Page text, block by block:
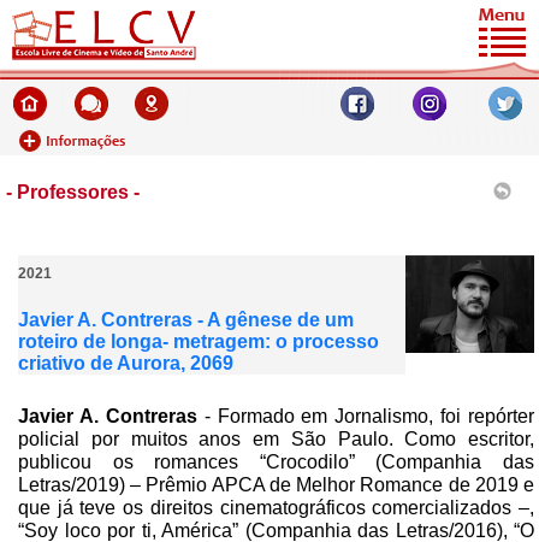
- Professores -
2021
Javier A. Contreras - A gênese de um
roteiro de longa- metragem: o processo
criativo de Aurora, 2069
Javier A. Contreras- Formado em Jornalismo, foi repórter
policial por muitos anos em São Paulo. Como escritor,
publicou os romances “Crocodilo” (Companhia das
Letras/2019) – Prêmio APCA de Melhor Romance de 2019 e
que já teve os direitos cinematográficos comercializados –,
“Soy loco por ti, América” (Companhia das Letras/2016), “O